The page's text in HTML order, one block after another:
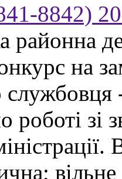
8842) 20
районна
на
роботі